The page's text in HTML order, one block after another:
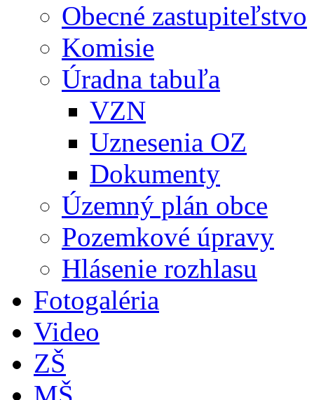
Obecné zastupiteľstvo
Komisie
Úradna tabuľa
VZN
Uznesenia OZ
Dokumenty
Územný plán obce
Pozemkové úpravy
Hlásenie rozhlasu
Fotogaléria
Video
ZŠ